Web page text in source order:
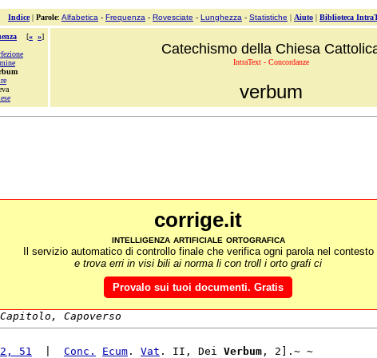
Indice| Parole: Alfabetica - Frequenza - Rovesciate - Lunghezza - Statistiche | Aiuto | Biblioteca
[« »]
Catechismo della Chiesa
IntraText - Concordanze
verbum
corrige.it
intelligenza artificiale ortografica
Il servizio automatico di controllo finale che verifica ogni parola nel contesto
e trova erri in visi bili ai norma li con troll i orto grafi ci
Provalo sui tuoi documenti. Gratis
Capoverso
51
Conc. Ecum . Vat . II, Dei Verbum , 2].~ ~